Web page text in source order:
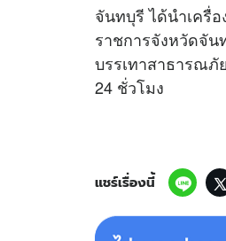
จันทบุรี ได้นำเครื่
ราชการจังหวัดจั
บรรเทาสาธารณ
24 ชั่วโมง
แชร์เรื่องนี้